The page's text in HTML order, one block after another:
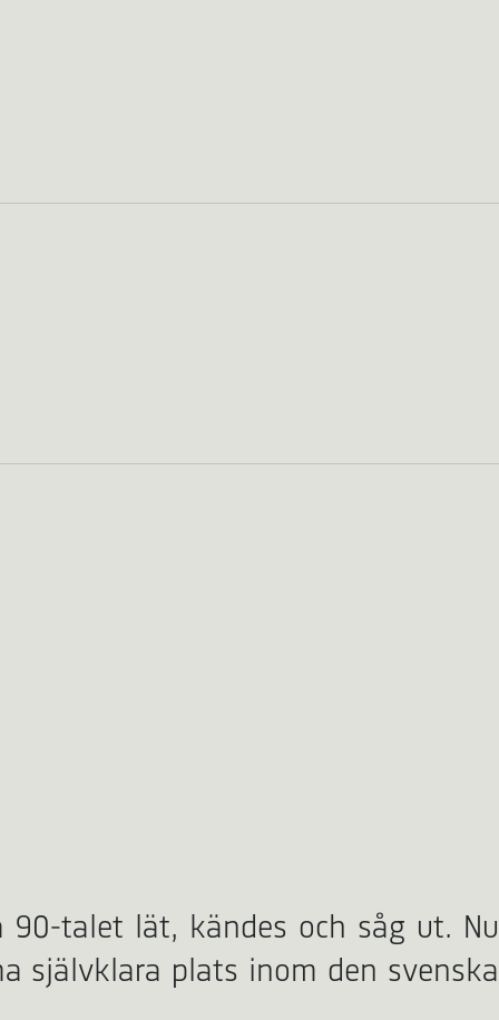
90-talet lät, kändes och såg ut. Nu
självklara plats inom den svenska